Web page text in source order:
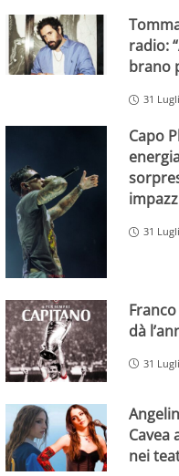
radio:
brano
31
Capo
31
dà
31
Cavea
nei